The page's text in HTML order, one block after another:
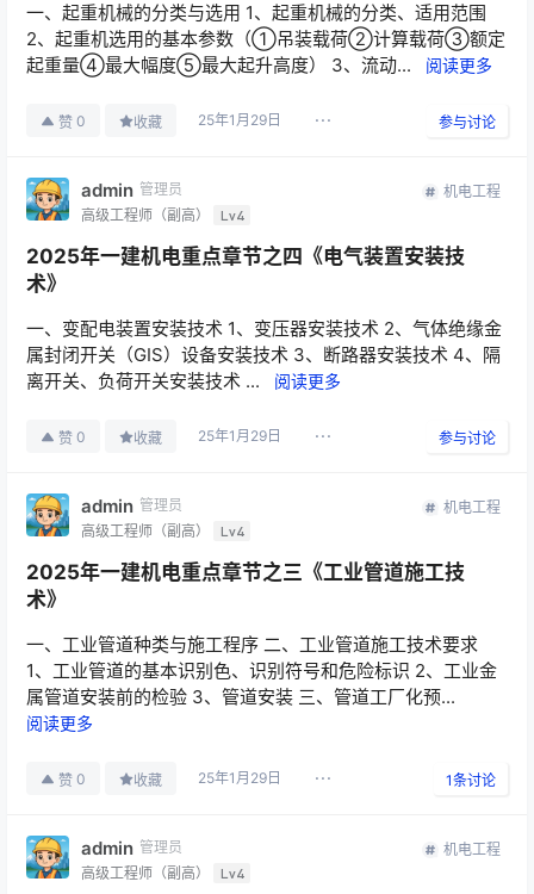
一、起重机械的分类与选用 1、起重机械的分类、适用范围
2、起重机选用的基本参数（①吊装载荷②计算载荷③额定
起重量④最大幅度⑤最大起升高度） 3、流动...
阅读更多
赞 0 收藏 25年1月29日 参与讨论
admin 管理员
高级工程师（副高）
Lv4
机电工程
2025年一建机电重点章节之四《电气装置安装技
术》
一、变配电装置安装技术 1、变压器安装技术 2、气体绝缘金
属封闭开关（GIS）设备安装技术 3、断路器安装技术 4、隔
离开关、负荷开关安装技术 ...
阅读更多
赞 0 收藏 25年1月29日 参与讨论
admin 管理员
高级工程师（副高）
Lv4
机电工程
2025年一建机电重点章节之三《工业管道施工技
术》
一、工业管道种类与施工程序 二、工业管道施工技术要求
1、工业管道的基本识别色、识别符号和危险标识 2、工业金
属管道安装前的检验 3、管道安装 三、管道工厂化预...
阅读更多
赞 0 收藏 25年1月29日 1条讨论
admin 管理员
高级工程师（副高）
Lv4
机电工程